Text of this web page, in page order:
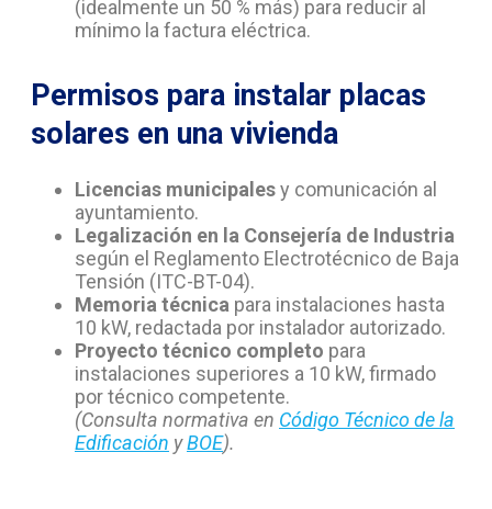
(idealmente un 50 % más) para reducir al
mínimo la factura eléctrica.
Permisos para instalar placas
solares en una vivienda
Licencias municipalesy comunicación al
ayuntamiento.
Legalización en la Consejería de Industria
según el Reglamento Electrotécnico de Baja
Tensión (ITC-BT-04).
Memoria técnica para instalaciones hasta
10 kW, redactada por instalador autorizado.
Proyecto técnico completo para
instalaciones superiores a 10 kW, firmado
por técnico competente.
(Consulta normativa en Código Técnico de la
Edificación yBOE).